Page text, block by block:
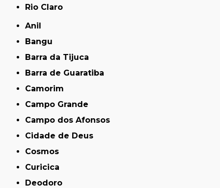
Rio Claro
Anil
Bangu
Barra da Tijuca
Barra de Guaratiba
Camorim
Campo Grande
Campo dos Afonsos
Cidade de Deus
Cosmos
Curicica
Deodoro